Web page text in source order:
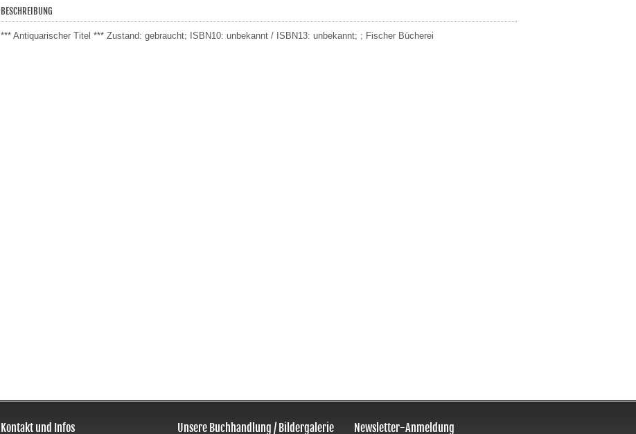
BESCHREIBUNG
*** Antiquarischer Titel *** Zustand: gebraucht; ISBN10: unbekannt / ISBN13: unbekannt; ; Fischer Bücherei
Kontakt und Infos Unsere Buchhandlung / Bildergalerie Newsletter-Anmeldung